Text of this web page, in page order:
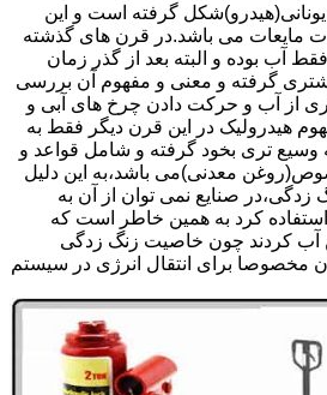
یونانی(هیدرو)شکل گرفته است و این
مایعات می باشد.در قرن های گذشته
آب بوده و البته بعد از گذر زمان
گرفته و معنی و مفهوم آن بررسی
از آب و حرکت دادن چرخ های آبی و
هیدرولیک در این قرن دیگر فقط به
وسیع تری بخود گرفته و شامل قواعد و
معدنی)می باشد،به این دلیل
صنایع نمی توان از آن به
استفاده کرد به همین خاطر است که
آب کردند چون خاصیت زنگ زدگی
آن مخصوصا برای انتقال انرژی در سیستم